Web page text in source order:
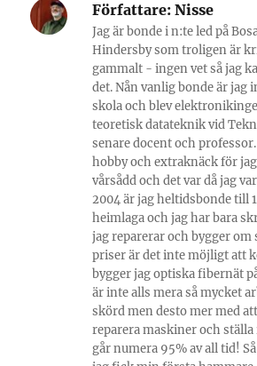
Författare: Nisse
Jag är bonde i n:te led på
Hindersby som troligen är
gammalt - ingen vet så jag
det. Nån vanlig bonde är jag
skola och blev
teoretisk datateknik vid
senare docent och
hobby och extraknäck för
vårsådd och det var då jag
2004 är jag heltidsbonde till
heimlaga och jag har bara
jag reparerar och bygger om
priser är det inte möjligt att
bygger jag optiska fibernät
är inte alls mera så mycket
skörd men desto mer med
reparera maskiner och
går numera 95% av all tid!